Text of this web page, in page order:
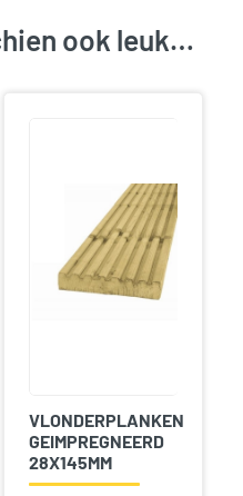
ook leuk…
VLONDERPLANKEN
GEIMPREGNEERD
28X145MM